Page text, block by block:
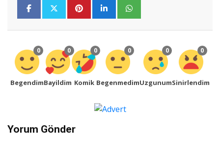
0
Begendim
0
Bayildim
0
Komik
0
Begenmedim
0
Uzgunum
0
Sinirlendim
Yorum Gönder